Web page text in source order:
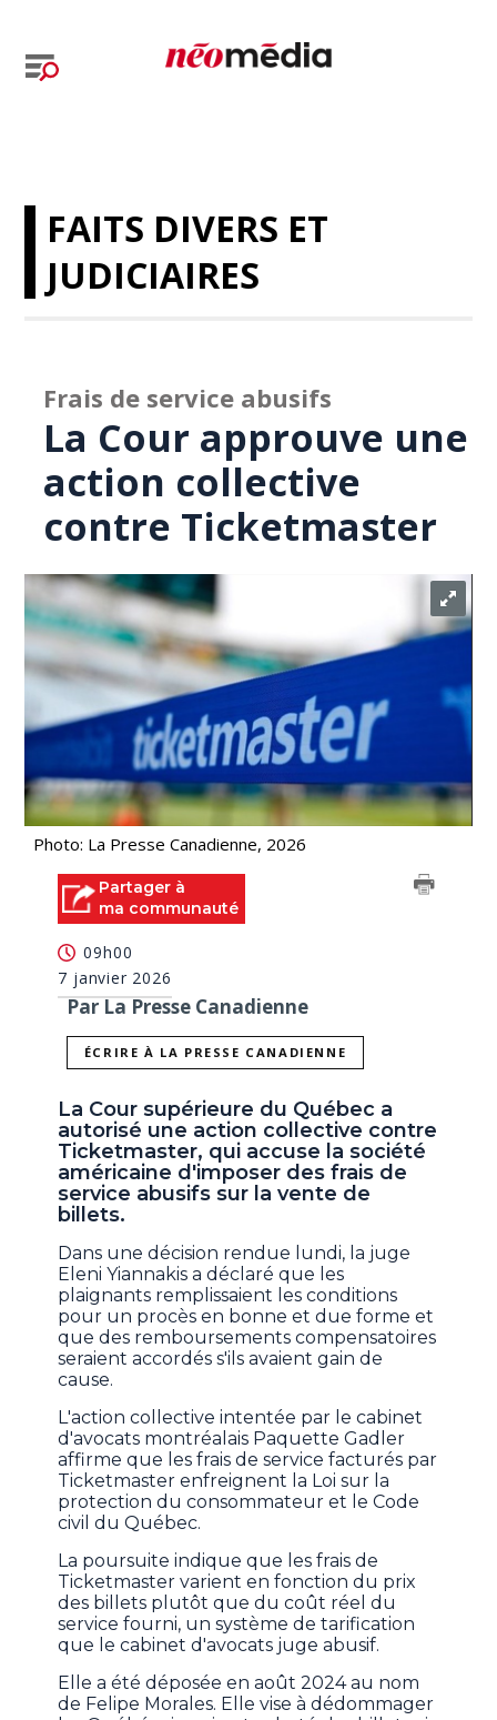
FAITS DIVERS ET
JUDICIAIRES
Frais de service abusifs
La Cour approuve une
action collective
contre Ticketmaster
Photo: La Presse Canadienne, 2026
Partager à
ma communauté
09h00
7 janvier 2026
Par La Presse Canadienne
ÉCRIRE À LA PRESSE CANADIENNE
La Cour supérieure du Québec a
autorisé une action collective contre
Ticketmaster, qui accuse la société
américaine d'imposer des frais de
service abusifs sur la vente de
billets.
Dans une décision rendue lundi, la juge
Eleni Yiannakis a déclaré que les
plaignants remplissaient les conditions
pour un procès en bonne et due forme et
que des remboursements compensatoires
seraient accordés s'ils avaient gain de
cause.
L'action collective intentée par le cabinet
d'avocats montréalais Paquette Gadler
affirme que les frais de service facturés par
Ticketmaster enfreignent la Loi sur la
protection du consommateur et le Code
civil du Québec.
La poursuite indique que les frais de
Ticketmaster varient en fonction du prix
des billets plutôt que du coût réel du
service fourni, un système de tarification
que le cabinet d'avocats juge abusif.
Elle a été déposée en août 2024 au nom
de Felipe Morales. Elle vise à dédommager